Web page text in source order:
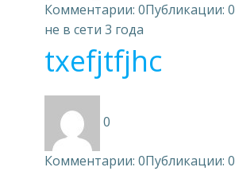
Комментарии: 0Публикации: 0
не в сети 3 года
txefjtfjhc
0
Комментарии: 0Публикации: 0